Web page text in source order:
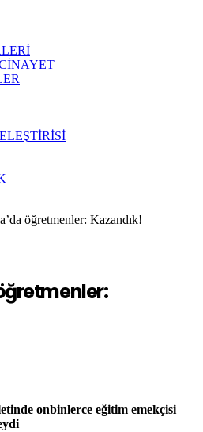
öğretmenler: Kazandık!
onbinlerce eğitim emekçisi